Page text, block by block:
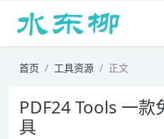
首页 工具资源 正文
PDF24 Tools 一款
具